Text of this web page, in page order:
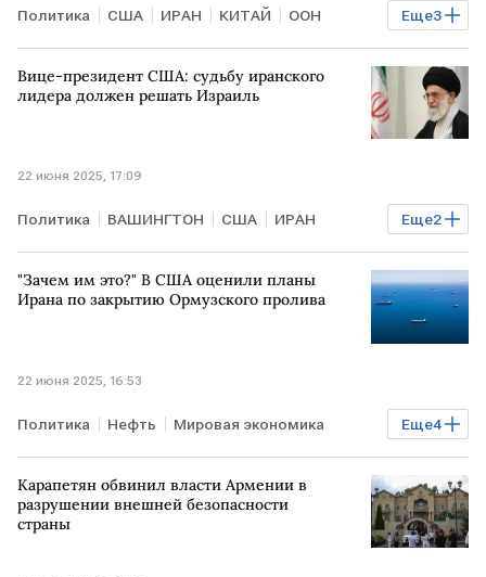
Еще3
Политика США ИРАН КИТАЙ ООН
Совбез РОССИЯ ИЗРАИЛЬ
Вице-президент США: судьбу иранского
лидера должен решать Израиль
22 июня 2025, 17:09
Еще2
Политика ВАШИНГТОН США ИРАН
Джей Ди Вэнс NBC
"Зачем им это?" В США оценили планы
Ирана по закрытию Ормузского пролива
22 июня 2025, 16:53
Еще4
Политика Нефть Мировая экономика
ИРАН Ормузский пролив США
Джей Ди Вэнс NBC
Карапетян обвинил власти Армении в
разрушении внешней безопасности
страны